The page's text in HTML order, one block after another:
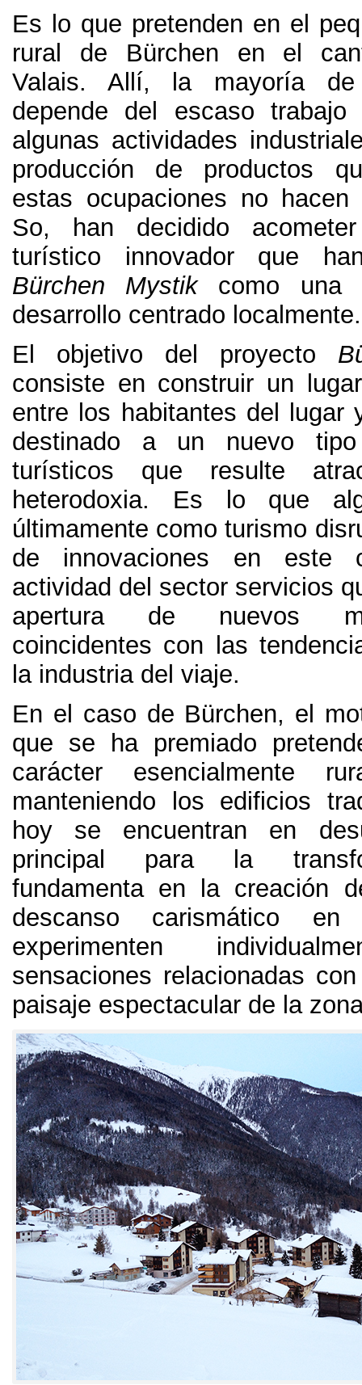
Es lo que pretenden en el
rural de Bürchen en el
Valais. Allí,
la mayoría
depende del escaso
algunas actividades
producción de productos
estas ocupaciones no hacen
So,
han decidido
turístico innovador que
Bürchen Mystik
como una
desarrollo centrado localmente.
El objetivo del proyecto
consiste en construir un
entre los habitantes del lugar
destinado a un nuevo
turísticos que resulte
heterodoxia. Es lo que
últimamente como turismo
de innovaciones en este
actividad del sector servicios
apertura de nuevos
coincidentes con las
la industria del viaje.
En el caso de Bürchen, el
que se ha premiado
carácter esencialmente
manteniendo los edificios
hoy se encuentran en
principal para la
fundamenta en la creación
descanso carismático
experimenten
sensaciones relacionadas
paisaje espectacular de la